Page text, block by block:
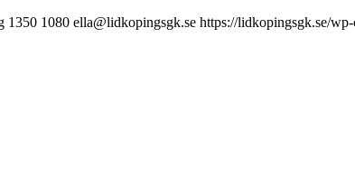
1350 1080 ella@lidkopingsgk.se https://lidkopingsgk.se/